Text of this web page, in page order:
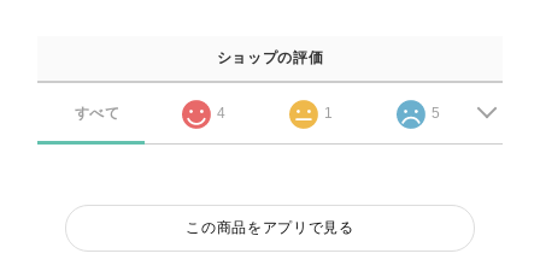
ショップの評価
すべて 4 1 5
この商品をアプリで見る